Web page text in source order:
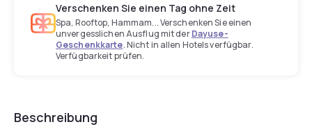
Verschenken Sie einen Tag ohne Zeit
Spa, Rooftop, Hammam... Verschenken Sie einen
unvergesslichen Ausflug mit derDayuse-
Geschenkkarte. Nicht in allen Hotels verfügbar.
Verfügbarkeit prüfen.
Beschreibung